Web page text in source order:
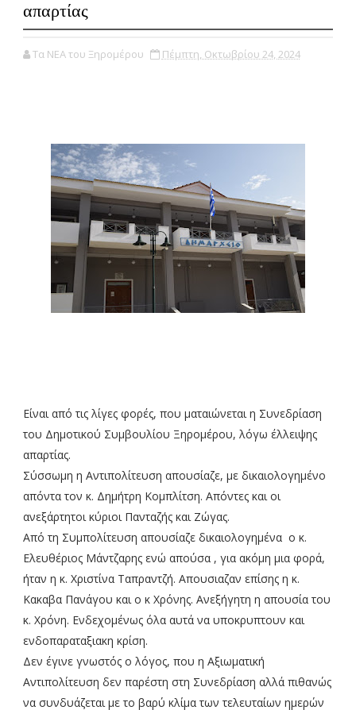
απαρτίας
Τα ΝΕΑ του Ξηρομέρου Πέμπτη, Οκτωβρίου 24, 2024
Είναι από τις λίγες φορές, που ματαιώνεται η Συνεδρίαση
του Δημοτικού Συμβουλίου Ξηρομέρου, λόγω έλλειψης
απαρτίας.
Σύσσωμη η Αντιπολίτευση απουσίαζε, με δικαιολογημένο
απόντα τον κ. Δημήτρη Κομπλίτση. Απόντες και οι
ανεξάρτητοι κύριοι Πανταζής και Ζώγας.
Από τη Συμπολίτευση απουσίαζε δικαιολογημένα ο κ.
Ελευθέριος Μάντζαρης ενώ απούσα , για ακόμη μια φορά,
ήταν η κ. Χριστίνα Ταπραντζή. Απουσιαζαν επίσης η κ.
Κακαβα Πανάγου και ο κ Χρόνης. Ανεξήγητη η απουσία του
κ. Χρόνη. Ενδεχομένως όλα αυτά να υποκρυπτουν και
ενδοπαραταξιακη κρίση.
Δεν έγινε γνωστός ο λόγος, που η Αξιωματική
Αντιπολίτευση δεν παρέστη στη Συνεδρίαση αλλά πιθανώς
να συνδυάζεται με το βαρύ κλίμα των τελευταίων ημερών